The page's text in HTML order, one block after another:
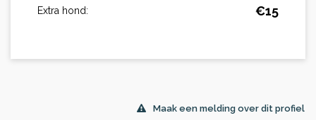
Extra hond: €15
Maak een melding over dit profiel